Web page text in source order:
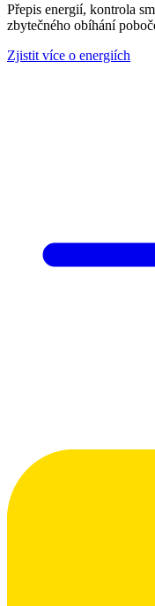
Přepis energií, kontrola
zbytečného obíhání
Zjistit více o energiích